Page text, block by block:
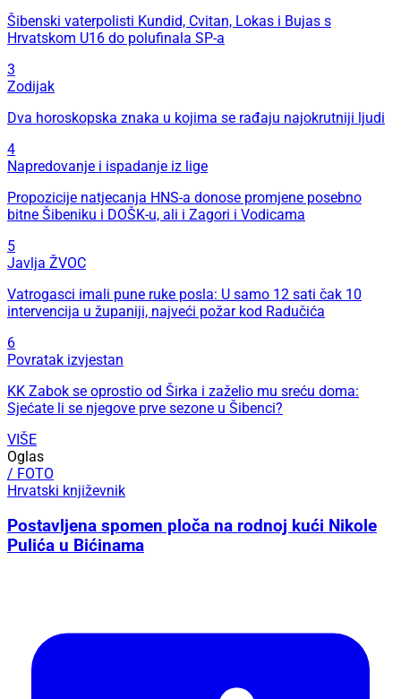
Šibenski vaterpolisti Kundid, Cvitan, Lokas i Bujas s
Hrvatskom U16 do polufinala SP-a
3
Zodijak
Dva horoskopska znaka u kojima se rađaju najokrutniji ljudi
4
Napredovanje i ispadanje iz lige
Propozicije natjecanja HNS-a donose promjene posebno
bitne Šibeniku i DOŠK-u, ali i Zagori i Vodicama
5
Javlja ŽVOC
Vatrogasci imali pune ruke posla: U samo 12 sati čak 10
intervencija u županiji, najveći požar kod Radučića
6
Povratak izvjestan
KK Zabok se oprostio od Širka i zaželio mu sreću doma:
Sjećate li se njegove prve sezone u Šibenci?
VIŠE
Oglas
/ FOTO
Hrvatski književnik
Postavljena spomen ploča na rodnoj kući Nikole
Pulića u Bićinama